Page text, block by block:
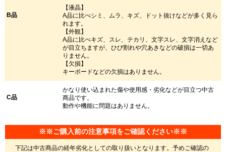
B品
【液晶】
A品に比べシミ、ムラ、キズ、ドット抜けなどが多く見ら
れます。
【外観】
A品に比べキズ、スレ、テカリ、文字スレ、文字消えなど
が目立ちますが、ひび割れや穴あきなどの破損は一切あ
りません。
【欠損】
キーボードなどの欠損はありません。
C品
かなり使い込まれた傷や使用感・劣化などが目立つ中古
商品です。
動作や機能に問題はありません。
※※ご購入前の注意事項をご確認ください※※
下記は中古商品の経年劣化としての取り扱いとなります。予めご確認の